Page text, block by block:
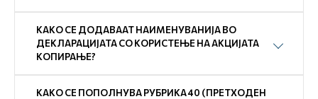
КАКО СЕ ДОДАВААТ НАИМЕНУВАНИЈА ВО
ДЕКЛАРАЦИЈАТА СО КОРИСТЕЊЕ НА АКЦИЈАТА
КОПИРАЊЕ?
КАКО СЕ ПОПОЛНУВА РУБРИКА 40 (ПРЕТХОДЕН